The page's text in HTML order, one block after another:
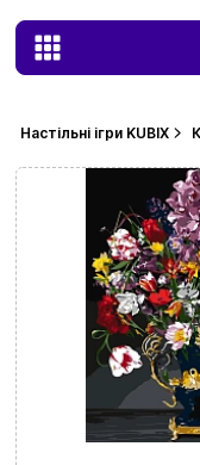
Настільні ігри KUBIX